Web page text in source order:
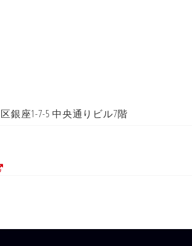
銀座1-7-5 中央通りビル7階